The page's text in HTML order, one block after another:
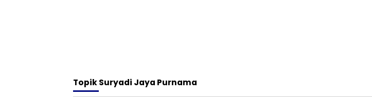
TopikSuryadi Jaya Purnama